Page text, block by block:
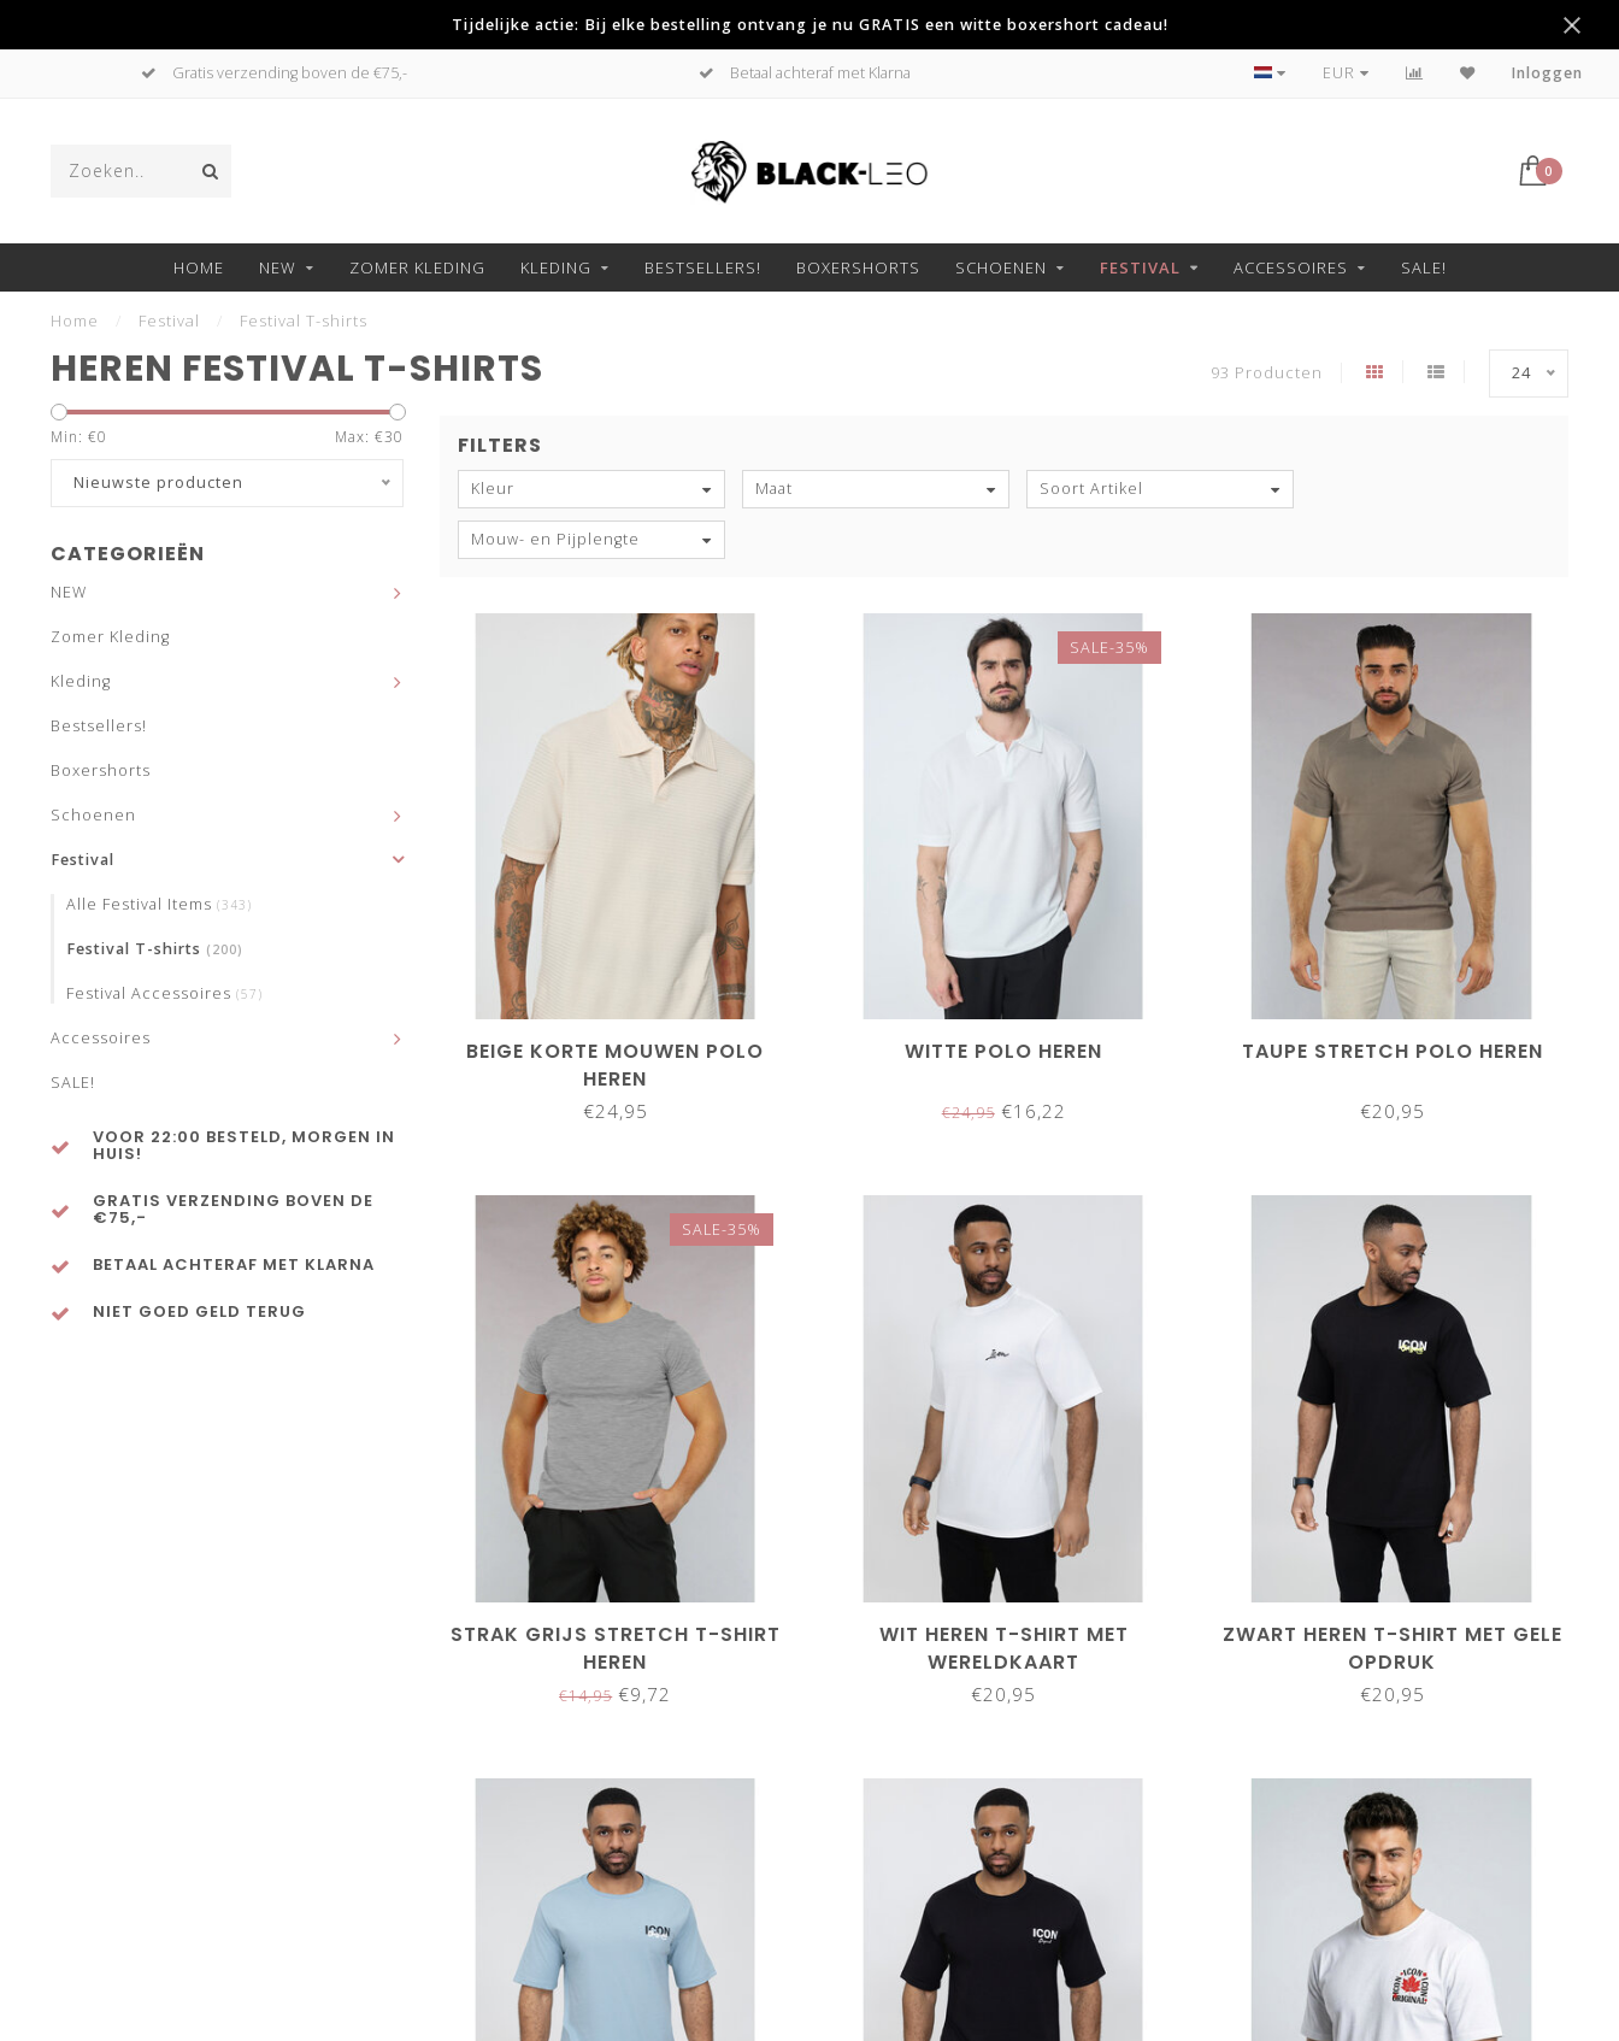
Tijdelijke actie: Bij elke bestelling ontvang je nu GRATIS een witte boxershort cadeau!
Betaal achteraf met Klarna Niet goed geld terug Voor 22:00 besteld, morgen in huis!
EUR Inloggen
0
HOME NEW ZOMER KLEDING KLEDING BESTSELLERS! BOXERSHORTS SCHOENEN FESTIVAL ACCESSOIRES SALE!
Home Festival Festival T-shirts
HEREN FESTIVAL T-SHIRTS 93 Producten 24
Min: €0 Max: €30
Nieuwste producten
CATEGORIEËN
NEW
Zomer Kleding
Kleding
Bestsellers!
Boxershorts
Schoenen
Festival
Alle Festival Items (343)
Festival T-shirts (200)
Festival Accessoires (57)
Accessoires
SALE!
VOOR 22:00 BESTELD, MORGEN IN
HUIS!
GRATIS VERZENDING BOVEN DE
€75,-
BETAAL ACHTERAF MET KLARNA
NIET GOED GELD TERUG
FILTERS
Kleur Maat Soort Artikel
Mouw- en Pijplengte
BEIGE KORTE MOUWEN POLO
HEREN
€24,95
SALE-35%
WITTE POLO HEREN
€24,95€16,22
TAUPE STRETCH POLO HEREN
€20,95
SALE-35%
STRAK GRIJS STRETCH T-SHIRT
HEREN
€14,95€9,72
WIT HEREN T-SHIRT MET
WERELDKAART
€20,95
ZWART HEREN T-SHIRT MET GELE
OPDRUK
€20,95